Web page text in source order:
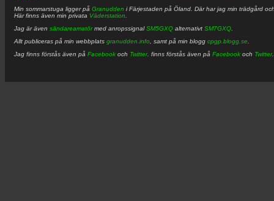
Min sommarstuga ligger på Granudden i Färjestaden på Öland. Där har jag min trädgård
Här finns även min privata Väderstation
Jag är även sändareamatörmed anropssignalSM5GXQ alternativt SM7GXQ
Allt publiceras på min webbplats granudden.info , samt på min blogg cpgp.blogg.se
Jag finns förstås även på Facebook och Twitter. finns förstås även på Facebook och Twitter.